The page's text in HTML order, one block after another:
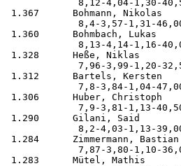
8,12-4,04-1,30-
1.367      Bohmann, Nikolas
8,4-3,57-1,31-
1.360      Bohmbach,
8,13-4,14-1,16-
1.328      Heße, Niklas
7,96-3,99-1,20-
1.312      Bartels, Kersten
7,8-3,84-1,04-
1.306      Huber, Christoph
7,9-3,81-1,13-
1.290      Gilani, Said
8,2-4,03-1,13-
1.284      Zimmermann,
7,87-3,80-1,10-
1.283      Mütel, Mathis